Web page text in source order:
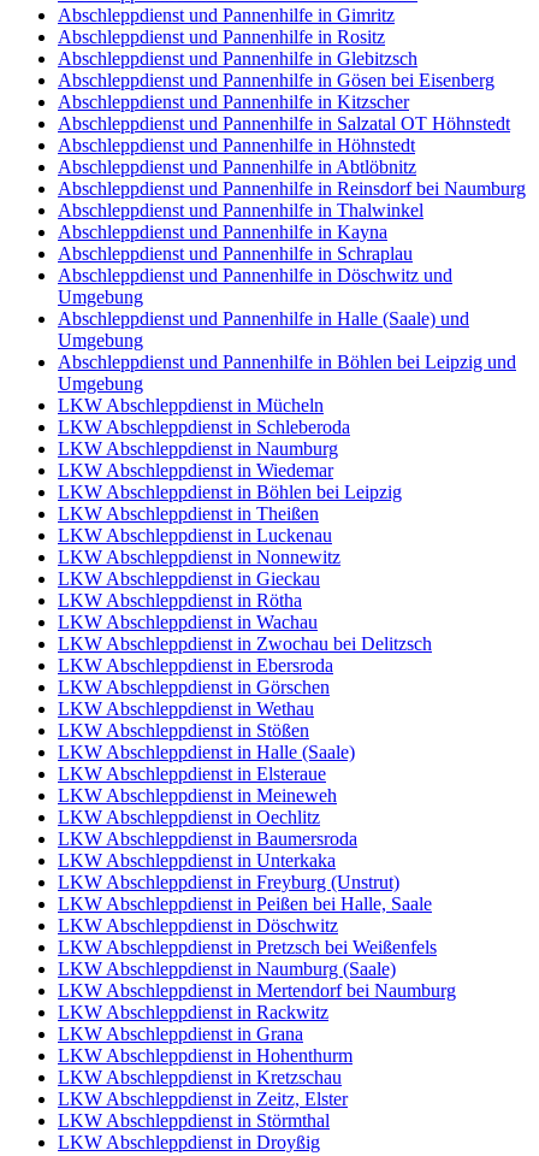
Abschleppdienst und Pannenhilfe in Gimritz
Abschleppdienst und Pannenhilfe in Rositz
Abschleppdienst und Pannenhilfe in Glebitzsch
Abschleppdienst und Pannenhilfe in Gösen bei Eisenberg
Abschleppdienst und Pannenhilfe in Kitzscher
Abschleppdienst und Pannenhilfe in Salzatal OT Höhnstedt
Abschleppdienst und Pannenhilfe in Höhnstedt
Abschleppdienst und Pannenhilfe in Abtlöbnitz
Abschleppdienst und Pannenhilfe in Reinsdorf bei Naumburg
Abschleppdienst und Pannenhilfe in Thalwinkel
Abschleppdienst und Pannenhilfe in Kayna
Abschleppdienst und Pannenhilfe in Schraplau
Abschleppdienst und Pannenhilfe in Döschwitz und
Umgebung
Abschleppdienst und Pannenhilfe in Halle (Saale) und
Umgebung
Abschleppdienst und Pannenhilfe in Böhlen bei Leipzig und
Umgebung
LKW Abschleppdienst in Mücheln
LKW Abschleppdienst in Schleberoda
LKW Abschleppdienst in Naumburg
LKW Abschleppdienst in Wiedemar
LKW Abschleppdienst in Böhlen bei Leipzig
LKW Abschleppdienst in Theißen
LKW Abschleppdienst in Luckenau
LKW Abschleppdienst in Nonnewitz
LKW Abschleppdienst in Gieckau
LKW Abschleppdienst in Rötha
LKW Abschleppdienst in Wachau
LKW Abschleppdienst in Zwochau bei Delitzsch
LKW Abschleppdienst in Ebersroda
LKW Abschleppdienst in Görschen
LKW Abschleppdienst in Wethau
LKW Abschleppdienst in Stößen
LKW Abschleppdienst in Halle (Saale)
LKW Abschleppdienst in Elsteraue
LKW Abschleppdienst in Meineweh
LKW Abschleppdienst in Oechlitz
LKW Abschleppdienst in Baumersroda
LKW Abschleppdienst in Unterkaka
LKW Abschleppdienst in Freyburg (Unstrut)
LKW Abschleppdienst in Peißen bei Halle, Saale
LKW Abschleppdienst in Döschwitz
LKW Abschleppdienst in Pretzsch bei Weißenfels
LKW Abschleppdienst in Naumburg (Saale)
LKW Abschleppdienst in Mertendorf bei Naumburg
LKW Abschleppdienst in Rackwitz
LKW Abschleppdienst in Grana
LKW Abschleppdienst in Hohenthurm
LKW Abschleppdienst in Kretzschau
LKW Abschleppdienst in Zeitz, Elster
LKW Abschleppdienst in Störmthal
LKW Abschleppdienst in Droyßig